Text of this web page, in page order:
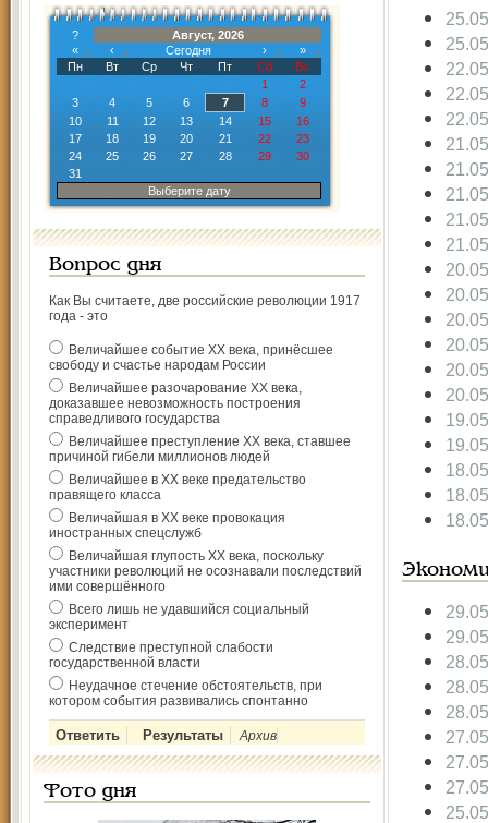
?
Август, 2026
«
‹ Сегодня ›
»
Пн
Вт Ср Чт Пт Сб
Вс
1
2
3
4 5 6 7 8
9
10
11 12 13 14 15
16
17
18 19 20 21 22
23
24
25 26 27 28 29
30
31
Выберите дату
Вопрос дня
Как Вы считаете, две российские революции 1917
года - это
Величайшее событие ХХ века, принёсшее
свободу и счастье народам России
Величайшее разочарование ХХ века,
доказавшее невозможность построения
справедливого государства
Величайшее преступление ХХ века, ставшее
причиной гибели миллионов людей
Величайшее в ХХ веке предательство
правящего класса
Величайшая в ХХ веке провокация
иностранных спецслужб
Величайшая глупость ХХ века, поскольку
участники революций не осознавали последствий
ими совершённого
Всего лишь не удавшийся социальный
эксперимент
Следствие преступной слабости
государственной власти
Неудачное стечение обстоятельств, при
котором события развивались спонтанно
Архив
Фото дня